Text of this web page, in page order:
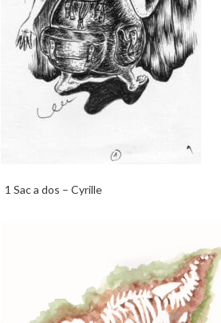
1 Sac a dos – Cyrille